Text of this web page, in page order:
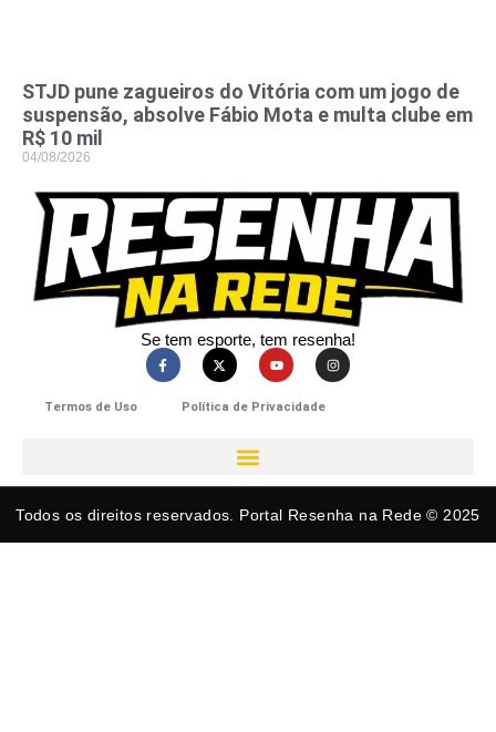
STJD pune zagueiros do Vitória com um jogo de
suspensão, absolve Fábio Mota e multa clube em
R$ 10 mil
04/08/2026
Se tem esporte, tem resenha!​
Termos de Uso Política de Privacidade
Todos os direitos reservados. Portal Resenha na Rede © 2025